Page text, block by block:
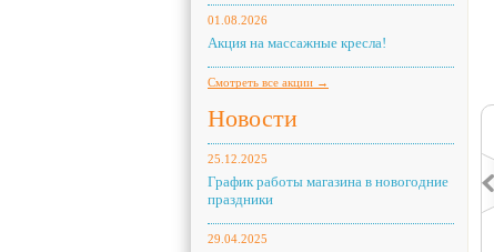
01.08.2026
Акция на массажные кресла!
Смотреть все акции →
Новости
25.12.2025
График работы магазина в новогодние
праздники
29.04.2025